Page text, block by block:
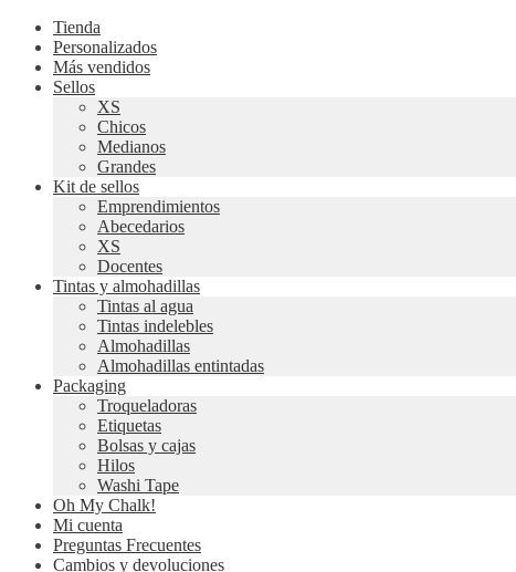
Tienda
Personalizados
Más vendidos
Sellos
XS
Chicos
Medianos
Grandes
Kit de sellos
Emprendimientos
Abecedarios
XS
Docentes
Tintas y almohadillas
Tintas al agua
Tintas indelebles
Almohadillas
Almohadillas entintadas
Packaging
Troqueladoras
Etiquetas
Bolsas y cajas
Hilos
Washi Tape
Oh My Chalk!
Mi cuenta
Preguntas Frecuentes
Cambios y devoluciones